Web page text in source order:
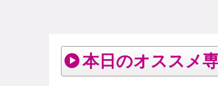
本日のオススメ